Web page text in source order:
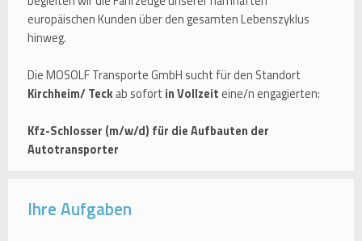
europäischen Kunden über den gesamten Lebenszyklus
hinweg.
Die MOSOLF Transporte GmbH sucht für den Standort
Kirchheim/ Teckab sofort in Vollzeit eine/n engagierten:
Kfz-Schlosser (m/w/d) für die Aufbauten der
Autotransporter
Ihre Aufgaben